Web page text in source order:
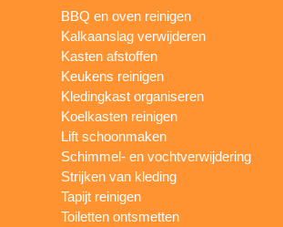
BBQ en oven reinigen
Kalkaanslag verwijderen
Kasten afstoffen
Keukens reinigen
Kledingkast organiseren
Koelkasten reinigen
Lift schoonmaken
Schimmel- en vochtverwijdering
Strijken van kleding
Tapijt reinigen
Toiletten ontsmetten